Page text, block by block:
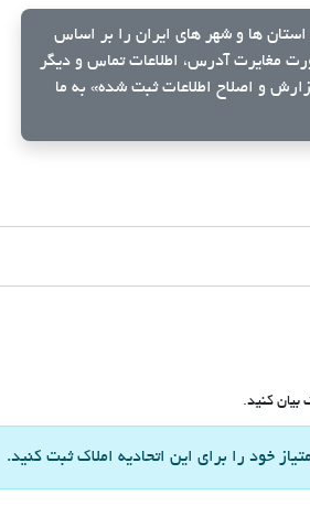
استان ها و شهر های ایران را بر اساس
مغایرت آدرس، اطلاعات تماس و دیگر
و اصلاح اطلاعات ثبت شده» به ما
بیان کنید.
خود را برای این اتحادیه املاک ثبت کنید.